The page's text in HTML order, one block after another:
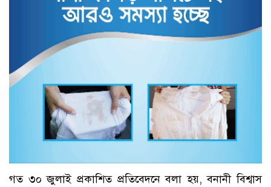
গত ৩০ জুলাই প্রকাশিত প্রতিবেদনে বলা হয়, বনানী বিশ্বাস